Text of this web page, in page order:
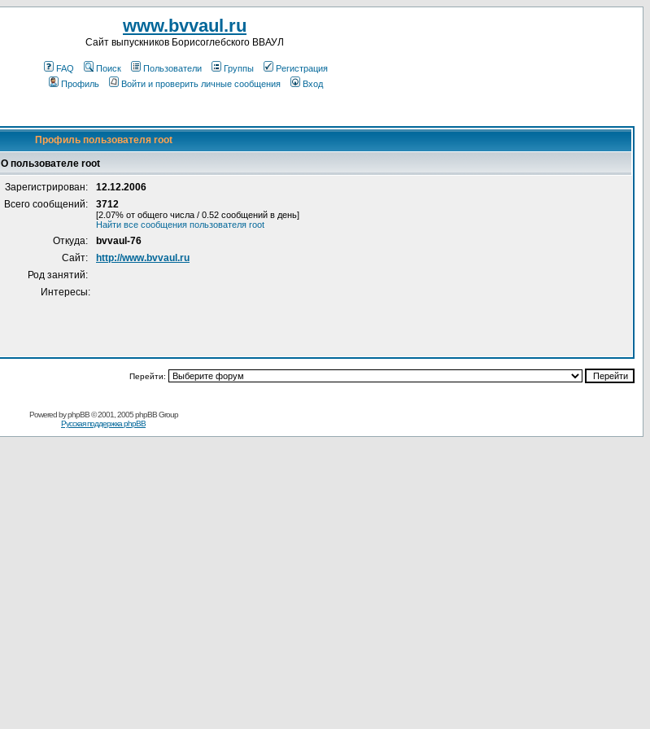
www.bvvaul.ru
Cайт выпускников Борисоглебского ВВАУЛ
FAQ Поиск Пользователи Группы
Регистрация
Профиль
Войти и проверить личные сообщения Вход
Профиль пользователя root
О пользователе root
Зарегистрирован:
12.12.2006
Всего сообщений:
3712
[2.07% от общего числа / 0.52 сообщений в день]
Найти все сообщения пользователя root
Откуда:
bvvaul-76
Сайт:
http://www.bvvaul.ru
Род занятий:
Интересы:
Перейти:
Powered byphpBB© 2001, 2005 phpBB Group
Русская поддержка phpBB